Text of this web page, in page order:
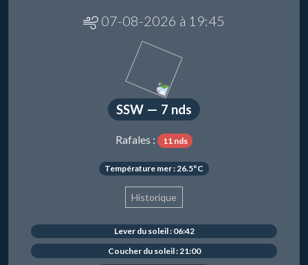
07-08-2026 à 19:45
SSW — 7 nds
Rafales : 11 nds
Température mer : 26.5°C
Historique
Lever du soleil : 06:42
Coucher du soleil : 21:00